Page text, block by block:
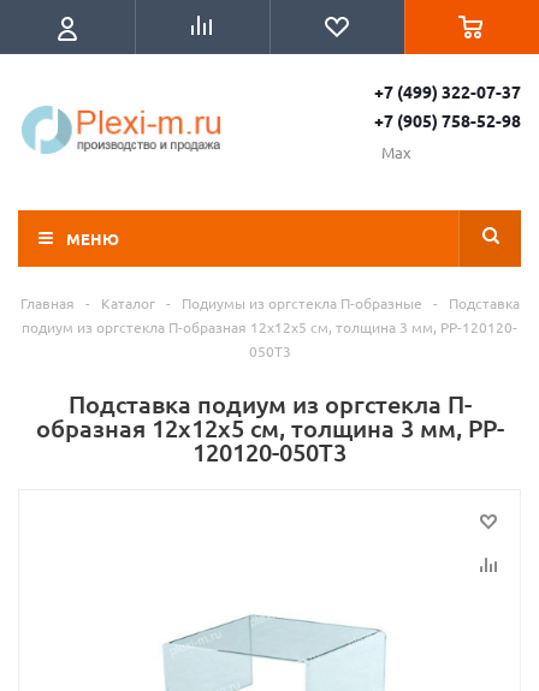
+7 (499) 322-07-37
+7 (905) 758-52-98
Max
МЕНЮ
Главная - Каталог - Подиумы из оргстекла П-образные -
Подставка
подиум из оргстекла П-образная 12х12х5 см, толщина 3 мм, PP-120120-
050T3
Подставка подиум из оргстекла П-
образная 12х12х5 см, толщина 3 мм, PP-
120120-050T3